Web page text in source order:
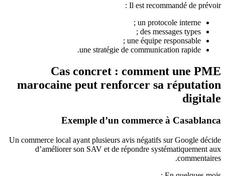
Il est recommandé de prévoir :
un protocole interne ;
des messages types ;
une équipe responsable ;
une stratégie de communication rapide.
Cas concret : comment une PME
marocaine peut renforcer sa réputation
digitale
Exemple d’un commerce à Casablanca
Un commerce local ayant plusieurs avis négatifs sur Google décide
d’améliorer son SAV et de répondre systématiquement aux
commentaires.